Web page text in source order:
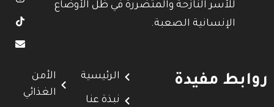
للأسر النازحة والمتضررة في ظل الأوضاع
الإنسانية الصعبة.
روابط مفيدة الرئيسية
نبذة عنا
الأمن
الغذائي